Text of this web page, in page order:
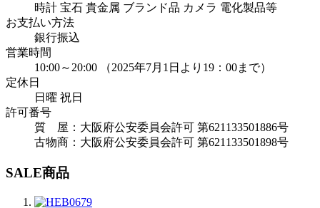
時計 宝石 貴金属 ブランド品 カメラ 電化製品等
お支払い方法
銀行振込
営業時間
10:00～20:00 （2025年7月1日より19：00まで）
定休日
日曜 祝日
許可番号
質 屋：大阪府公安委員会許可 第621133501886号
古物商：大阪府公安委員会許可 第621133501898号
SALE商品